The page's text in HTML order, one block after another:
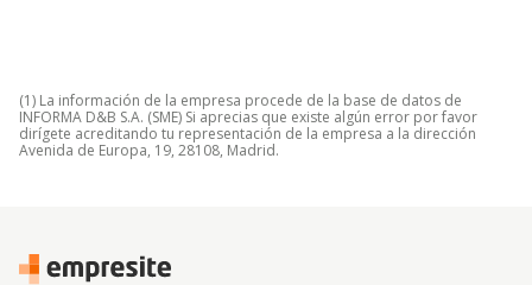
(1) La información de la empresa procede de la base de datos de
INFORMA D&B S.A. (SME) Si aprecias que existe algún error por favor
dirígete acreditando tu representación de la empresa a la dirección
Avenida de Europa, 19, 28108, Madrid.